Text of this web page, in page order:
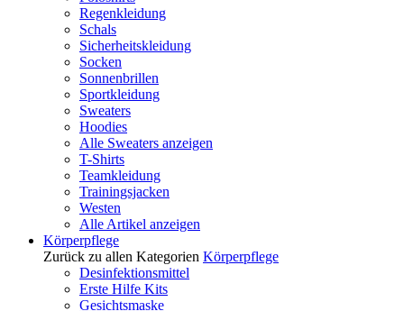
Regenkleidung
Schals
Sicherheitskleidung
Socken
Sonnenbrillen
Sportkleidung
Sweaters
Hoodies
Alle Sweaters anzeigen
T-Shirts
Teamkleidung
Trainingsjacken
Westen
Alle Artikel anzeigen
Körperpflege
Zurück zu allen Kategorien Körperpflege
Desinfektionsmittel
Erste Hilfe Kits
Gesichtsmaske